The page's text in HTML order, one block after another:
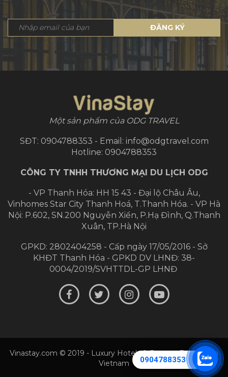
0904788353
ĐĂNG KÝ
Một sản phẩm của ODG TRAVEL
SĐT: 0904788353 - Email: info@odgtravel.com
Hotline: 0904788353
CÔNG TY TNHH THƯƠNG MẠI DU LỊCH ODG
- VP Thanh Hóa: HH 15 43 - Đại lộ Châu Âu,
Vinhomes Star City Thanh Hoá, T.Thanh Hóa. - VP Hà
Nội: P.602, SN.200 Nguyễn Xiển, P.Hạ Đình, Q.Thanh
Xuân, TP.Hà Nội
GPKD: 2802404258 - Cấp ngày 17/05/2016 - Sở
KHĐT Thanh Hóa - GPKD DV LHNĐ: 38-
0004/2019/SVHTTDL-GP LHNĐ
Vinastay.com © 2019 - Luxury Hotels & Resorts Booking In
Vietnam